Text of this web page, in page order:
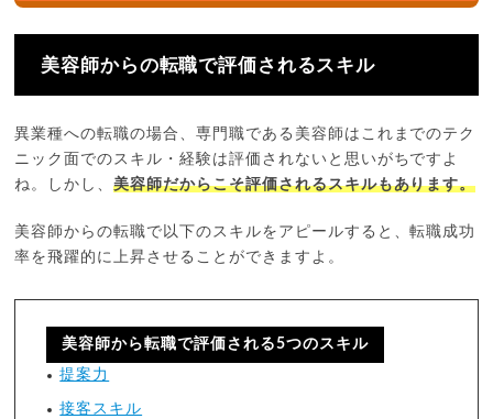
美容師からの転職で評価されるスキル
異業種への転職の場合、専門職である美容師はこれまでのテク
ニック面でのスキル・経験は評価されないと思いがちですよ
ね。しかし、美容師だからこそ評価されるスキルもあります。
美容師からの転職で以下のスキルをアピールすると、転職成功
率を飛躍的に上昇させることができますよ。
美容師から転職で評価される5つのスキル
提案力
接客スキル